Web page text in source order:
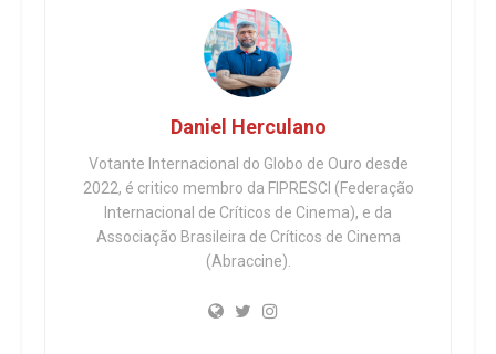
Daniel Herculano
Votante Internacional do Globo de Ouro desde
2022, é critico membro da FIPRESCI (Federação
Internacional de Críticos de Cinema), e da
Associação Brasileira de Críticos de Cinema
(Abraccine).